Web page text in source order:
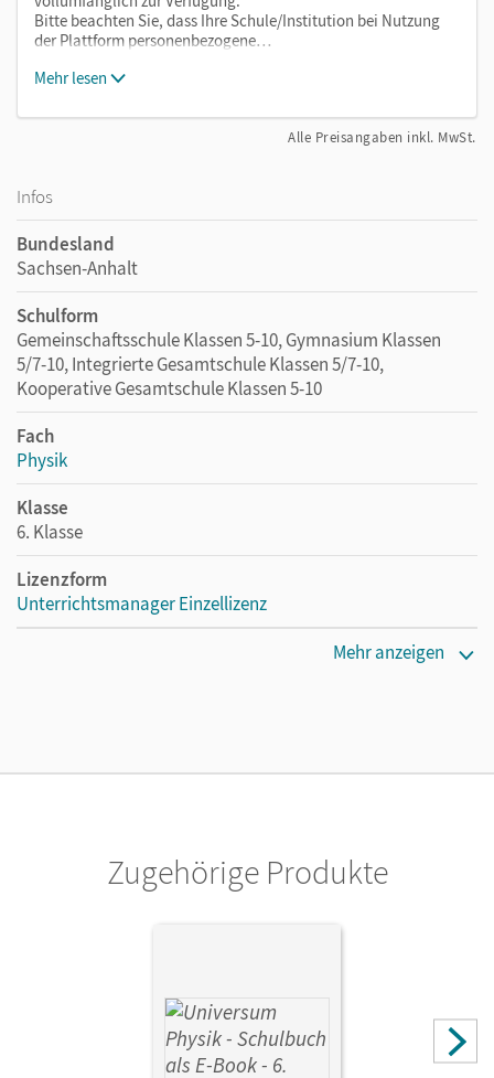
Bitte beachten Sie, dass Ihre Schule/Institution bei Nutzung
der Plattform personenbezogene…
Mehr lesen
Alle Preisangaben inkl. MwSt.
Infos
Bundesland
Sachsen-Anhalt
Schulform
Gemeinschaftsschule Klassen 5-10, Gymnasium Klassen
5/7-10, Integrierte Gesamtschule Klassen 5/7-10,
Kooperative Gesamtschule Klassen 5-10
Fach
Physik
Klasse
6. Klasse
Lizenzform
Unterrichtsmanager Einzellizenz
Unterrichtsmanagers solange das Lehrwerk erhältlich ist.
Mehr anzeigen
Zugehörige Produkte